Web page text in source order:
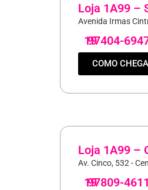
Loja 1A99 –
Avenida Irmas
19
97404-
COMO
Loja 1A99 –
Av. Cinco, 532 -
19
97809-4611